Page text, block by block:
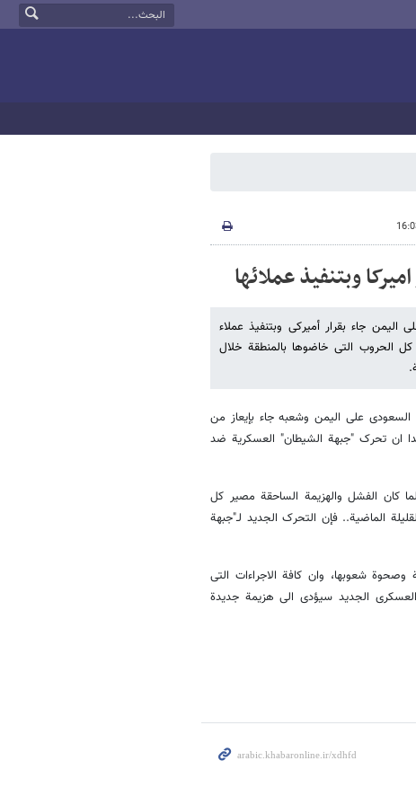
وبتنفیذ عملائها
الیمن جاء بقرار أمیرکی وبتنفیذ عملاء
کل الحروب التی خاضوها بالمنطقة خلال
على الیمن وشعبه جاء بإیعاز من
ان تحرک "جبهة الشیطان" العسکریة ضد
کان الفشل والهزیمة الساحقة مصیر کل
الماضیة.. فإن التحرک الجدید لـ"جبهة
شعوبها، وان کافة الاجراءات التی
العسکری الجدید سیؤدی الی هزیمة جدیدة